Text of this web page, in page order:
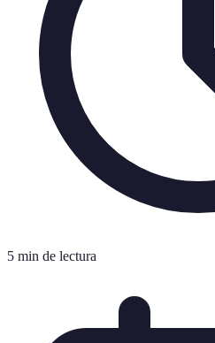
5 min de lectura